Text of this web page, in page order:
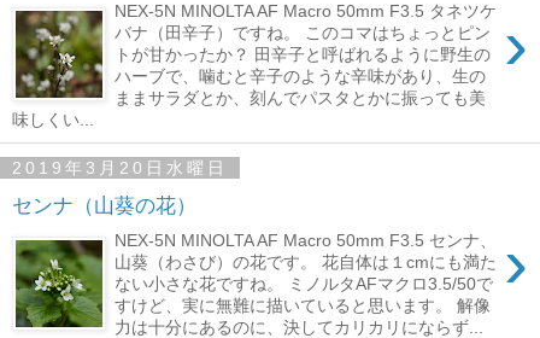
›
NEX-5N MINOLTA AF Macro 50mm F3.5 タネツケ
バナ（田辛子）ですね。 このコマはちょっとピン
トが甘かったか？ 田辛子と呼ばれるように野生の
ハーブで、噛むと辛子のような辛味があり、生の
ままサラダとか、刻んでパスタとかに振っても美
味しくい...
2019年3月20日水曜日
センナ（山葵の花）
›
NEX-5N MINOLTA AF Macro 50mm F3.5 センナ、
山葵（わさび）の花です。 花自体は１cmにも満た
ない小さな花ですね。 ミノルタAFマクロ3.5/50で
すけど、実に無難に描いていると思います。 解像
力は十分にあるのに、決してカリカリにならず...